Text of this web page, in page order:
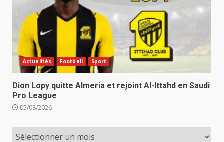
Actualités Football Sport
Dion Lopy quitte Almeria et rejoint Al-Ittahd en Saudi
Pro League
05/08/2026